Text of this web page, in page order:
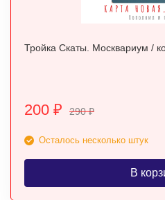
Тройка Скаты. Москвариум /
200 ₽ 290₽
Осталось несколько штук
В